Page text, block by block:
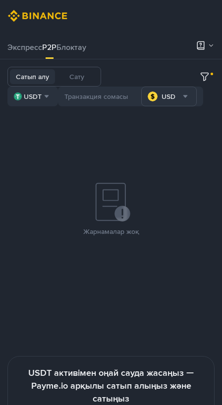
ЭкспрессP2PБлоктау
Сатып алу Сату
USDT USD
Жарнамалар жоқ
USDT активімен оңай сауда жасаңыз —
Payme.io арқылы сатып алыңыз және
сатыңыз